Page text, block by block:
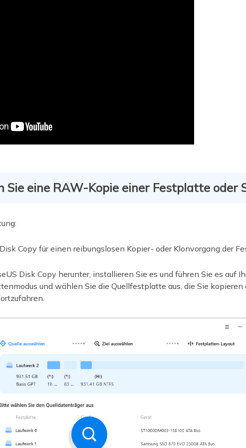
Sie eine RAW-Kopie einer Festplatte oder
Copy für einen reibungslosen Kopier- oder Klonvorgang der
Disk Copy herunter, installieren Sie es und führen Sie es auf
und wählen Sie die Quellfestplatte aus, die Sie